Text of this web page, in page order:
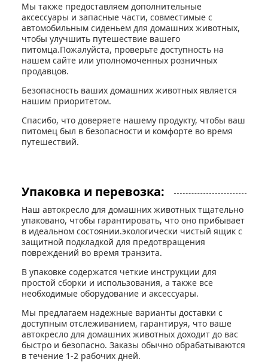
Мы также предоставляем дополнительные
аксессуары и запасные части, совместимые с
автомобильным сиденьем для домашних животных,
чтобы улучшить путешествие вашего
питомца.Пожалуйста, проверьте доступность на
нашем сайте или уполномоченных розничных
продавцов.
Безопасность ваших домашних животных является
нашим приоритетом.
Спасибо, что доверяете нашему продукту, чтобы ваш
питомец был в безопасности и комфорте во время
путешествий.
Упаковка и перевозка:
Наш автокресло для домашних животных тщательно
упаковано, чтобы гарантировать, что оно прибывает
в идеальном состоянии.экологически чистый ящик с
защитной подкладкой для предотвращения
повреждений во время транзита.
В упаковке содержатся четкие инструкции для
простой сборки и использования, а также все
необходимые оборудование и аксессуары.
Мы предлагаем надежные варианты доставки с
доступным отслеживанием, гарантируя, что ваше
автокресло для домашних животных доходит до вас
быстро и безопасно. Заказы обычно обрабатываются
в течение 1-2 рабочих дней.